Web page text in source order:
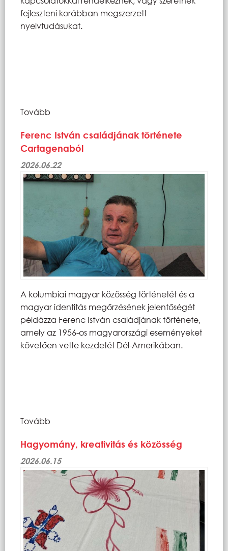
fejleszteni korábban megszerzett
nyelvtudásukat.
Tovább
Ferenc István családjának története
Cartagenaból
2026.06.22
A kolumbiai magyar közösség történetét és a
magyar identitás megőrzésének jelentőségét
példázza Ferenc István családjának története,
amely az 1956-os magyarországi eseményeket
követően vette kezdetét Dél-Amerikában.
Tovább
Hagyomány, kreativitás és közösség
2026.06.15